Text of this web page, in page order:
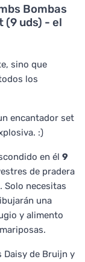
Bombas
(9 uds) - el
sino que
los
encantador set
:)
en él 9
de pradera
Solo necesitas
una
y alimento
de Bruijn y